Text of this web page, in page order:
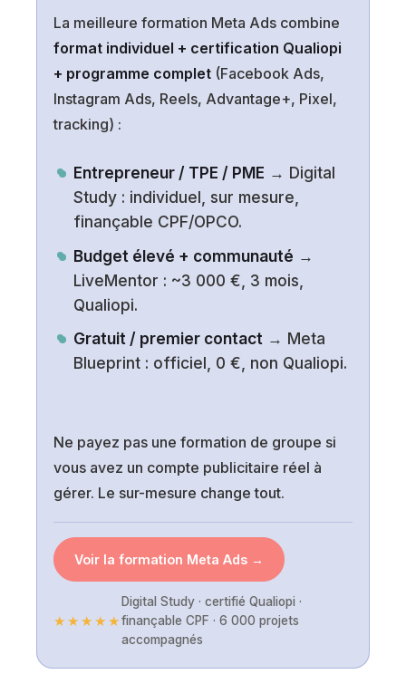
La meilleure formation Meta Ads combine
format individuel + certification Qualiopi
+ programme complet (Facebook Ads,
Instagram Ads, Reels, Advantage+, Pixel,
tracking) :
Entrepreneur / TPE / PME → Digital
Study : individuel, sur mesure,
finançable CPF/OPCO.
Budget élevé + communauté →
LiveMentor : ~3 000 €, 3 mois,
Qualiopi.
Gratuit / premier contact → Meta
Blueprint : officiel, 0 €, non Qualiopi.
Ne payez pas une formation de groupe si
vous avez un compte publicitaire réel à
gérer. Le sur-mesure change tout.
Voir la formation Meta Ads →
★★★★★
Digital Study · certifié Qualiopi ·
finançable CPF · 6 000 projets
accompagnés